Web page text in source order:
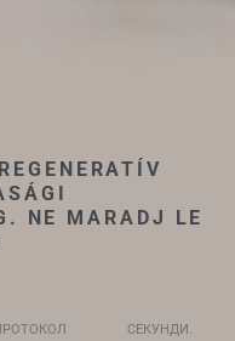
NE MARADJ LE
СЕКУНДИ.